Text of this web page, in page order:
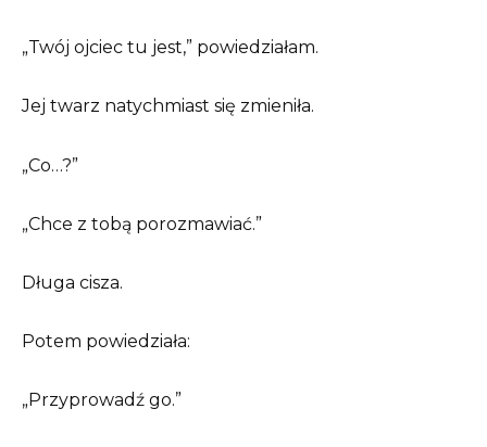
„Twój ojciec tu jest,” powiedziałam.
Jej twarz natychmiast się zmieniła.
„Co…?”
„Chce z tobą porozmawiać.”
Długa cisza.
Potem powiedziała:
„Przyprowadź go.”